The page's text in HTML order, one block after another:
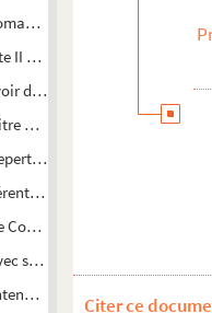
ecclesie circa
II à Turstin, archevêque
disparu entre cette page
défendant sous peine
sunt in aecclesia
pièces relatives aux
abbé de
signatures autographes
du manuscrit dressée par
Citer ce